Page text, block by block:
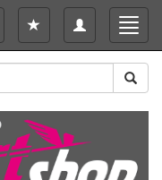
Toggle
navigation